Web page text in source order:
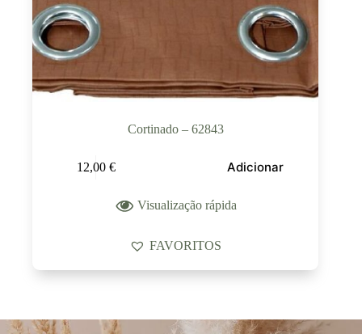
Cortinado – 62843
12,00 € Adicionar
Visualização rápida
FAVORITOS